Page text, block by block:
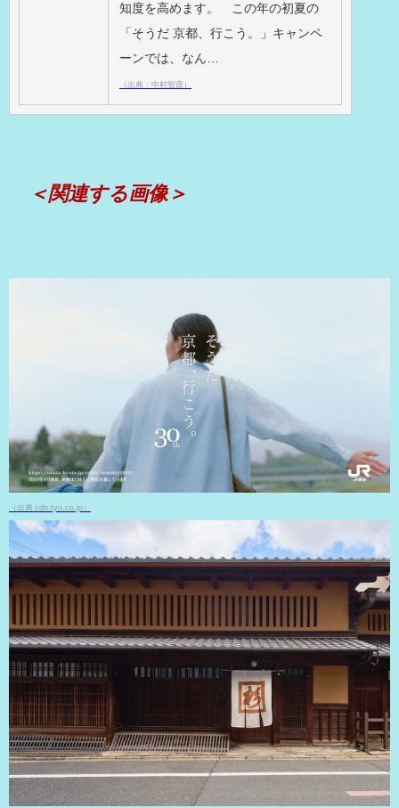
知度を高めます。 この年の初夏の
「そうだ 京都、行こう。」キャンペ
ーンでは、なん…
（出典：中村智彦）
＜関連する画像＞
（出典 cdn.tyo.co.jp）